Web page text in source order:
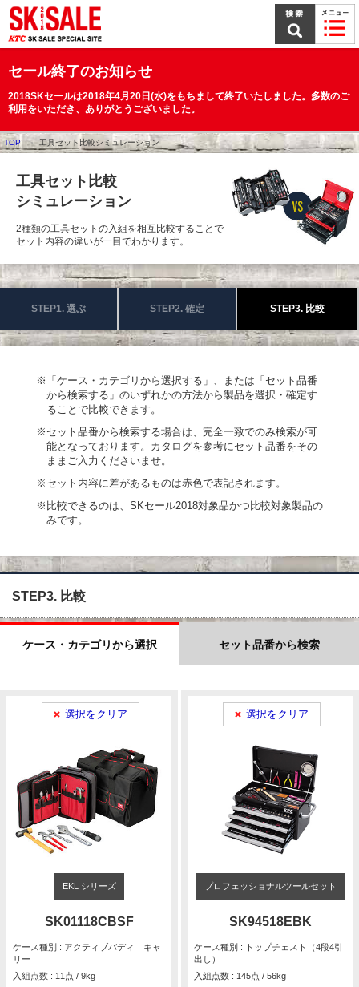
本
文
ま
で
ッ
プ
セール終了のお知らせ
2018SKセールは2018年4月20日(水)をもちまして終了いたしました。多数のご
利用をいただき、ありがとうございました。
TOP 工具セット比較シミュレーション
工具セット比較
シミュレーション
2種類の工具セットの入組を相互比較することで
セット内容の違いが一目でわかります。
STEP1. 選ぶ STEP2. 確定 STEP3. 比較
※「ケース・カテゴリから選択する」、または「セット品番
から検索する」のいずれかの方法から製品を選択・確定す
ることで比較できます。
※セット品番から検索する場合は、完全一致でのみ検索が可
能となっております。カタログを参考にセット品番をその
ままご入力くださいませ。
※セット内容に差があるものは赤色で表記されます。
※比較できるのは、SKセール2018対象品かつ比較対象製品の
みです。
STEP3. 比較
ケース・カテゴリから選択 セット品番から検索
選択をクリア
EKL シリーズ
SK01118CBSF
ケース種別 : アクティブバディ キャ
リー
入組点数 : 11点 / 9kg
選択をクリア
プロフェッショナルツールセット
SK94518EBK
ケース種別 : トップチェスト（4段4引
出し）
入組点数 : 145点 / 56kg